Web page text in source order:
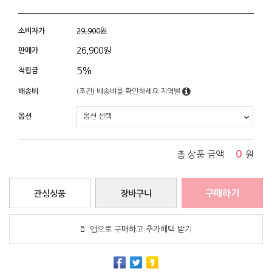
소비자가 29,900원
판매가 26,900원
적립금 5%
배송비 (조건) 배송비를 확인하세요 지역별
옵션
총 상품 금액 0 원
장바구니
관심상품 구매하기
앱으로 구매하고 추가혜택 받기